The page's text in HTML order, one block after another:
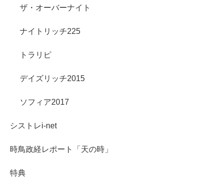
ザ・オーバーナイト
ナイトリッチ225
トラリピ
デイズリッチ2015
ソフィア2017
シストレi-net
時鳥政経レポート「天の時」
特典